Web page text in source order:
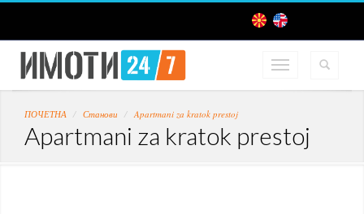
ПОЧЕТНА Станови Apartmani za kratok prestoj
Apartmani za kratok prestoj